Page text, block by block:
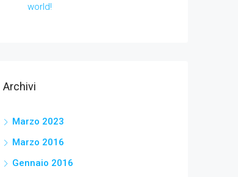
world!
Archivi
Marzo 2023
Marzo 2016
Gennaio 2016